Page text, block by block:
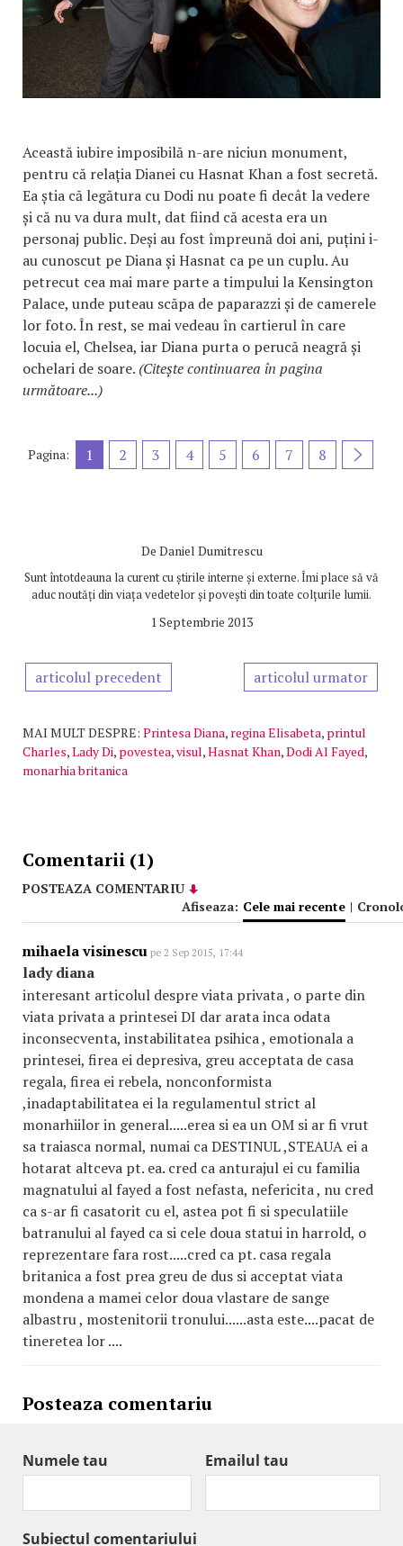
Această iubire imposibilă n-are niciun monument,
pentru că relația Dianei cu Hasnat Khan a fost secretă.
Ea știa că legătura cu Dodi nu poate fi decât la vedere
și că nu va dura mult, dat fiind că acesta era un
personaj public. Deși au fost împreună doi ani, puțini i-
au cunoscut pe Diana și Hasnat ca pe un cuplu. Au
petrecut cea mai mare parte a timpului la Kensington
Palace, unde puteau scăpa de paparazzi și de camerele
lor foto. În rest, se mai vedeau în cartierul în care
locuia el, Chelsea, iar Diana purta o perucă neagră și
ochelari de soare. (Citește continuarea în pagina
următoare...)
Pagina: 1 2 3 4 5 6 7 8
De Daniel Dumitrescu
Sunt întotdeauna la curent cu știrile interne și externe. Îmi place să vă
aduc noutăți din viața vedetelor și povești din toate colțurile lumii.
1 Septembrie 2013
articolul precedent articolul urmator
MAI MULT DESPRE: Printesa Diana, regina Elisabeta, printul
Charles,Lady Di, povestea,visul,Hasnat Khan,Dodi Al Fayed,
monarhia britanica
Comentarii (1)
POSTEAZA COMENTARIU
Afiseaza: Cele mai recente |
mihaela visinescu pe 2 Sep 2015, 17:44
lady diana
interesant articolul despre viata privata , o parte din
viata privata a printesei DI dar arata inca odata
inconsecventa, instabilitatea psihica , emotionala a
printesei, firea ei depresiva, greu acceptata de casa
regala, firea ei rebela, nonconformista
,inadaptabilitatea ei la regulamentul strict al
monarhiilor in general.....erea si ea un OM si ar fi vrut
sa traiasca normal, numai ca DESTINUL ,STEAUA ei a
hotarat altceva pt. ea. cred ca anturajul ei cu familia
magnatului al fayed a fost nefasta, nefericita , nu cred
ca s-ar fi casatorit cu el, astea pot fi si speculatiile
batranului al fayed ca si cele doua statui in harrold, o
reprezentare fara rost.....cred ca pt. casa regala
britanica a fost prea greu de dus si acceptat viata
mondena a mamei celor doua vlastare de sange
albastru , mostenitorii tronului......asta este....pacat de
tineretea lor ....
Posteaza comentariu
Numele tau Emailul tau
Subiectul comentariului